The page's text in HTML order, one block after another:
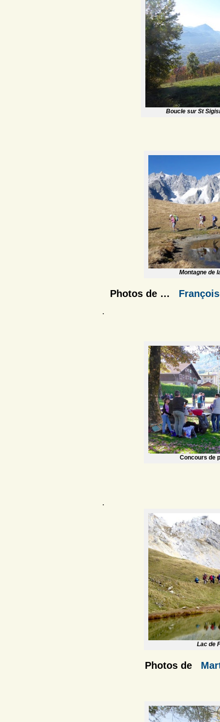
Boucle sur St
Montagne de
Photos de …
.
Concours de
.
Lac de
Photos de